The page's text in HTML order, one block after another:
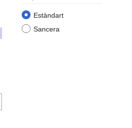
Estàndart
Sancera